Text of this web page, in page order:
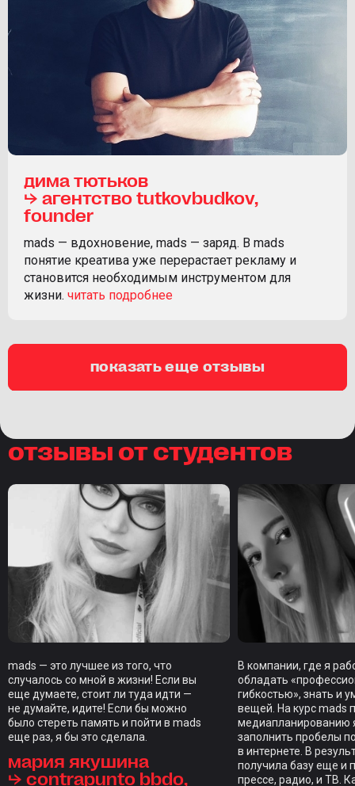
дима тютьков
⮡ агентство tutkovbudkov,
founder
mads — вдохновение, mads — заряд. В mads
понятие креатива уже перерастает рекламу и
становится необходимым инструментом для
жизни.
показать еще отзывы
отзывы от студентов
mads — это лучшее из того, что
случалось со мной в жизни! Если вы
еще думаете, стоит ли туда идти —
не думайте, идите! Если бы можно
было стереть память и пойти в mads
еще раз, я бы это сделала.
мария якушина
⮡ contrapunto bbdo,
В компании, где я
обладать
гибкостью», знать и
вещей. На курс mads
медиапланированию
заполнить пробелы
в интернете. В
получила базу еще и
прессе, радио, и ТВ.